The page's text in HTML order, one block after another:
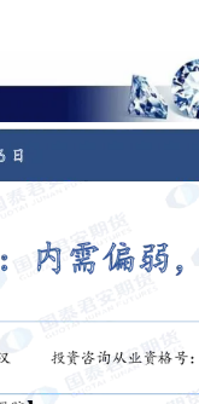
14成交量（手）
633,927458,716175210
9河南心连心
山东地区1,8801,880山
1 请务必阅读正文之
）2.期货：尿素目前仍
与此同时，出口政策的
口通道的放开或阶段性
趋势强度：0注：趋势
资咨询业务资格（证监
、国家、城市或其它法